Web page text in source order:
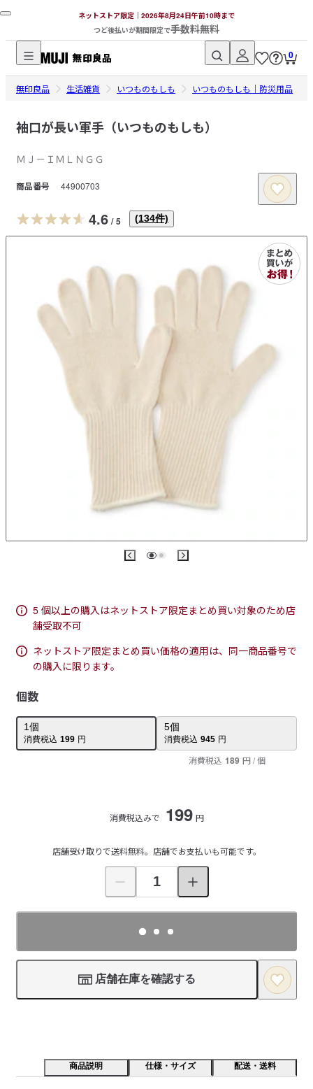
ネットストア限定｜2026年8月24日午前10時まで
つど後払いが期間限定で手数料無料
無
印
品
ッ
ス
ト
0
無印良品 生活雑貨 いつものもしも いつものもしも｜防災用品
袖口が長い軍手（いつものもしも）
ＭＪ－ＩＭＬＮＧＧ
商品番号 44900703
4.6 / 5 (134件)
5 個以上の購入はネットストア限定まとめ買い対象のため店
舗受取不可
ネットストア限定まとめ買い価格の適用は、同一商品番号で
の購入に限ります。
個数
1個
消費税込 199 円
5個
消費税込 945 円
消費税込 189 円/ 個
消費税込みで 199 円
店舗受け取りで送料無料。店舗でお支払いも可能です。
店舗在庫を確認する
商品説明 仕様・サイズ 配送・送料